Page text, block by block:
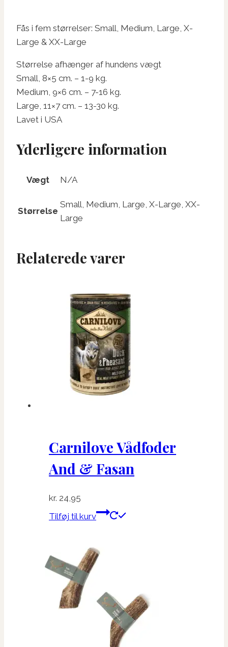
Fås i fem størrelser: Small, Medium, Large, X-
Large & XX-Large
Størrelse afhænger af hundens vægt
Small, 8×5 cm. – 1-9 kg.
Medium, 9×6 cm. – 7-16 kg.
Large, 11×7 cm. – 13-30 kg.
Lavet i USA
Yderligere information
Vægt N/A
Størrelse
Small, Medium, Large, X-Large, XX-
Large
Relaterede varer
Carnilove Vådfoder
And & Fasan
kr. 24,95
Tilføj til kurv